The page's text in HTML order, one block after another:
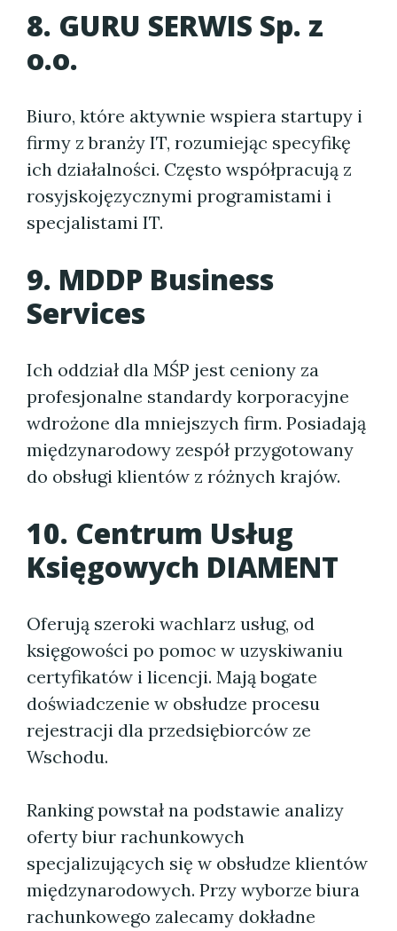
8. GURU SERWIS Sp. z
o.o.
Biuro, które aktywnie wspiera startupy i
firmy z branży IT, rozumiejąc specyfikę
ich działalności. Często współpracują z
rosyjskojęzycznymi programistami i
specjalistami IT.
9. MDDP Business
Services
Ich oddział dla MŚP jest ceniony za
profesjonalne standardy korporacyjne
wdrożone dla mniejszych firm. Posiadają
międzynarodowy zespół przygotowany
do obsługi klientów z różnych krajów.
10. Centrum Usług
Księgowych DIAMENT
Oferują szeroki wachlarz usług, od
księgowości po pomoc w uzyskiwaniu
certyfikatów i licencji. Mają bogate
doświadczenie w obsłudze procesu
rejestracji dla przedsiębiorców ze
Wschodu.
Ranking powstał na podstawie analizy
oferty biur rachunkowych
specjalizujących się w obsłudze klientów
międzynarodowych. Przy wyborze biura
rachunkowego zalecamy dokładne